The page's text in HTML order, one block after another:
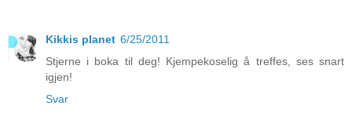
Kikkis planet 6/25/2011
Stjerne i boka til deg! Kjempekoselig å treffes, ses snart
igjen!
Svar